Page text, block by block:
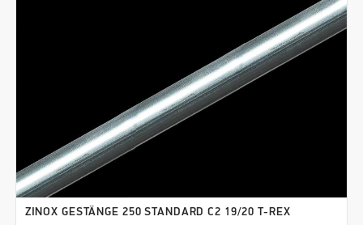
ZINOX GESTÄNGE 250 STANDARD C2 19/20 T-REX